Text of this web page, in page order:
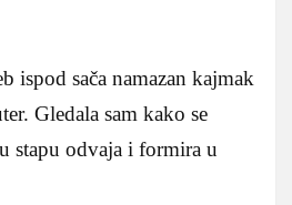
ispod sača namazan kajmak
Gledala sam kako se
stapu odvaja i formira u